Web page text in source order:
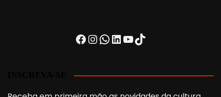
Facebook
Instagram
WhatsApp
LinkedIn
Youtube
TikTok